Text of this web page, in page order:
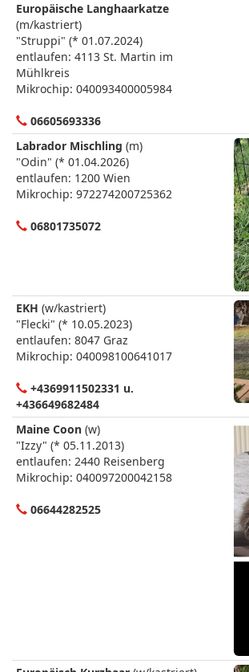
Europäische Langhaarkatze
(m/kastriert)
"Struppi" (* 01.07.2024)
entlaufen: 4113 St. Martin im
Mühlkreis
Mikrochip: 040093400005984
06605693336
Labrador Mischling (m)
"Odin" (* 01.04.2026)
entlaufen: 1200 Wien
Mikrochip: 972274200725362
06801735072
EKH (w/kastriert)
"Flecki" (* 10.05.2023)
entlaufen: 8047 Graz
Mikrochip: 040098100641017
+4369911502331 u.
+436649682484
Maine Coon (w)
"Izzy" (* 05.11.2013)
entlaufen: 2440 Reisenberg
Mikrochip: 040097200042158
06644282525